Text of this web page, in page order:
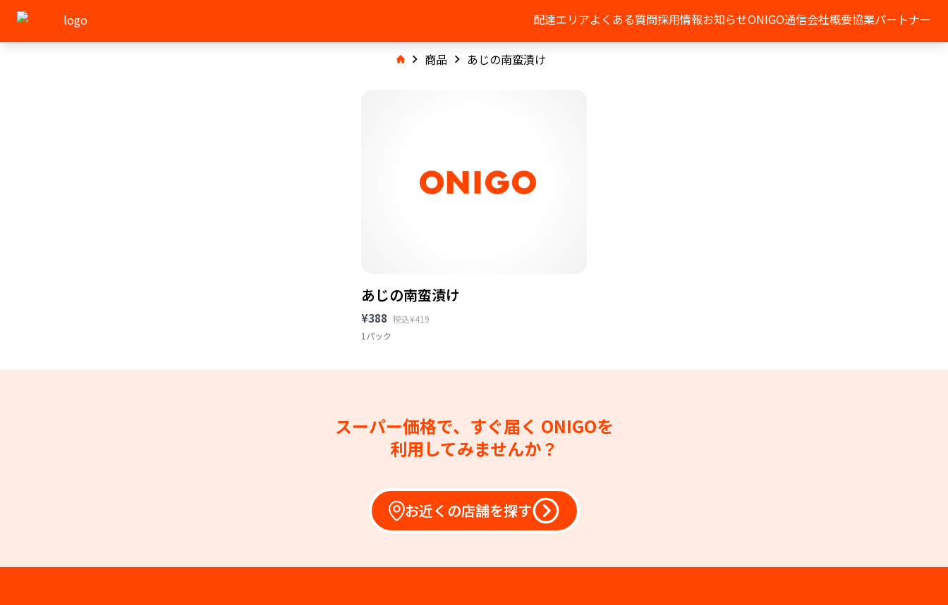
配達エリアよくある質問採用情報お知らせONIGO通信会社概要協業パートナー
商品 あじの南蛮漬け
あじの南蛮漬け
¥388 税込¥419
1パック
スーパー価格で、すぐ届く ONIGOを
利用してみませんか？
お近くの店舗を探す